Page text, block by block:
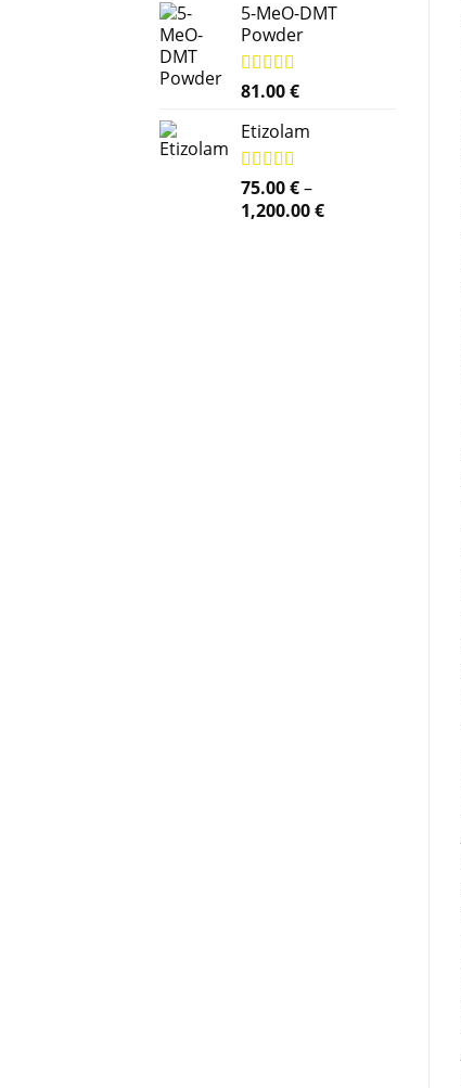
5-MeO-DMT
Powder
Rated 5.00
81.00€
Etizolam
Rated 5.00
out of 5
75.00€–
1,200.00€Price